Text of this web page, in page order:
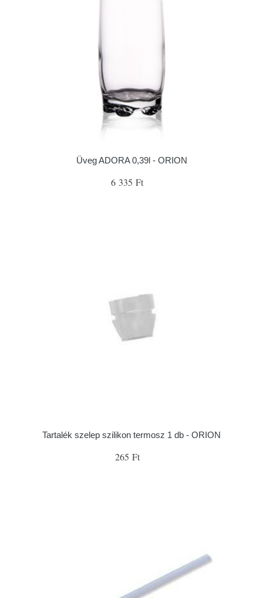
Üveg ADORA 0,39l - ORION
6 335 Ft
Tartalék szelep szilikon termosz 1 db - ORION
265 Ft